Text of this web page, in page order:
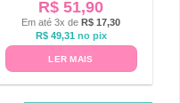
R$ 51,90
Em até 3x de R$ 17,30
R$49,31 no pix
LER MAIS